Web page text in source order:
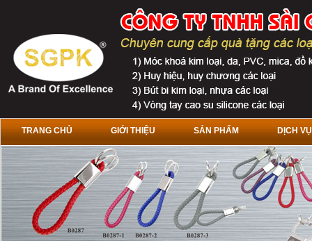
TRANG CHỦ GIỚI THIỆU SẢN PHẨM DỊCH VỤ